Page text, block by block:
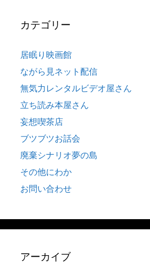
カテゴリー
居眠り映画館
ながら見ネット配信
無気力レンタルビデオ屋さん
立ち読み本屋さん
妄想喫茶店
ブツブツお話会
廃棄シナリオ夢の島
その他にわか
お問い合わせ
アーカイブ